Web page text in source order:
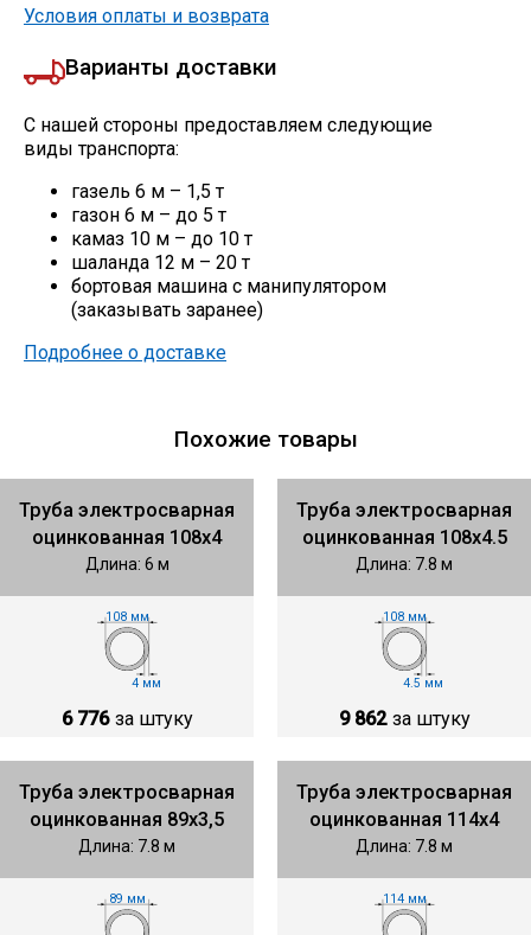
Условия оплаты и возврата
Варианты доставки
С нашей стороны предоставляем следующие
виды транспорта:
газель 6 м – 1,5 т
газон 6 м – до 5 т
камаз 10 м – до 10 т
шаланда 12 м – 20 т
бортовая машина с манипулятором
(заказывать заранее)
Подробнее о доставке
Похожие товары
Труба электросварная
оцинкованная 108х4
Длина: 6 м
108 мм
4 мм
6 776 за штуку
Труба электросварная
оцинкованная 108х4.5
Длина: 7.8 м
108 мм
4.5 мм
9 862 за штуку
Труба электросварная
оцинкованная 89х3,5
Длина: 7.8 м
89 мм
Труба электросварная
оцинкованная 114х4
Длина: 7.8 м
114 мм